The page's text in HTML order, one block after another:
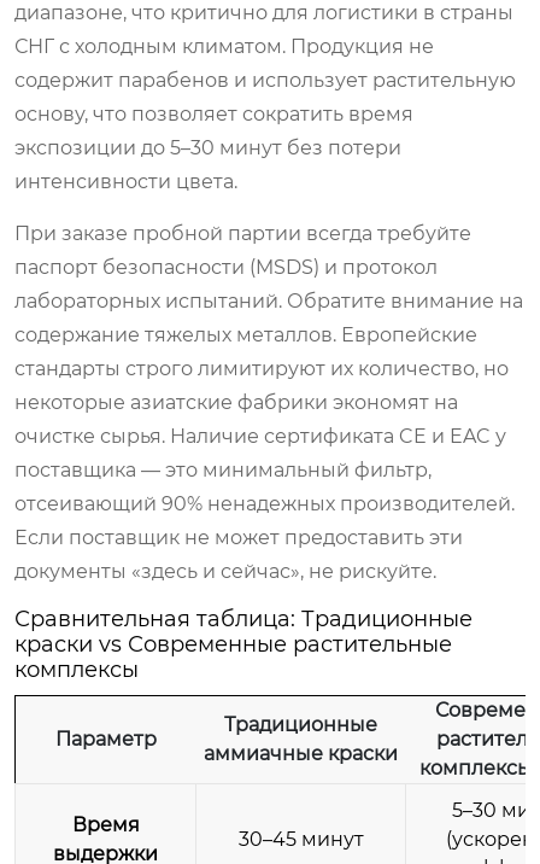
диапазоне, что критично для логистики в страны
СНГ с холодным климатом. Продукция не
содержит парабенов и использует растительную
основу, что позволяет сократить время
экспозиции до 5–30 минут без потери
интенсивности цвета.
При заказе пробной партии всегда требуйте
паспорт безопасности (MSDS) и протокол
лабораторных испытаний. Обратите внимание на
содержание тяжелых металлов. Европейские
стандарты строго лимитируют их количество, но
некоторые азиатские фабрики экономят на
очистке сырья. Наличие сертификата CE и EAC у
поставщика — это минимальный фильтр,
отсеивающий 90% ненадежных производителей.
Если поставщик не может предоставить эти
документы «здесь и сейчас», не рискуйте.
Сравнительная таблица: Традиционные
краски vs Современные растительные
комплексы
Параметр
Традиционные
аммиачные краски
комплексы
Время
выдержки
30–45 минут
5–30